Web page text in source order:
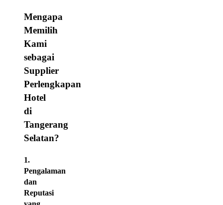
Mengapa
Memilih
Kami
sebagai
Supplier
Perlengkapan
Hotel
di
Tangerang
Selatan?
1.
Pengalaman
dan
Reputasi